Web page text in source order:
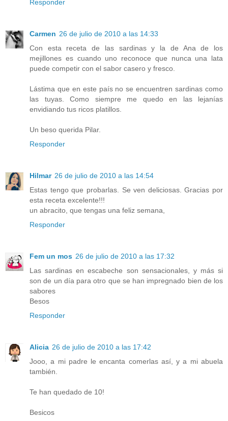
Responder
Carmen 26 de julio de 2010 a las 14:33
Con esta receta de las sardinas y la de Ana de los
mejillones es cuando uno reconoce que nunca una lata
puede competir con el sabor casero y fresco.
Lástima que en este país no se encuentren sardinas como
las tuyas. Como siempre me quedo en las lejanías
envidiando tus ricos platillos.
Un beso querida Pilar.
Responder
Hilmar 26 de julio de 2010 a las 14:54
Estas tengo que probarlas. Se ven deliciosas. Gracias por
esta receta excelente!!!
un abracito, que tengas una feliz semana,
Responder
Fem un mos 26 de julio de 2010 a las 17:32
Las sardinas en escabeche son sensacionales, y más si
son de un día para otro que se han impregnado bien de los
sabores
Besos
Responder
Alicia 26 de julio de 2010 a las 17:42
Jooo, a mi padre le encanta comerlas así, y a mi abuela
también.
Te han quedado de 10!
Besicos